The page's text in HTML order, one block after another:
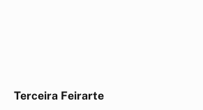
Terceira Feirarte